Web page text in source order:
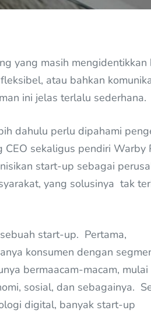
yang masih mengidentikkan
atau bahkan
ini jelas terlalu sederhana.
dahulu perlu dipahami
sekaligus pendiri Warby
start-up sebagai
yang solusinya tak
start-up. Pertama,
konsumen dengan
bermaacam-macam, mulai
sosial, dan sebagainya.
digital, banyak start-up